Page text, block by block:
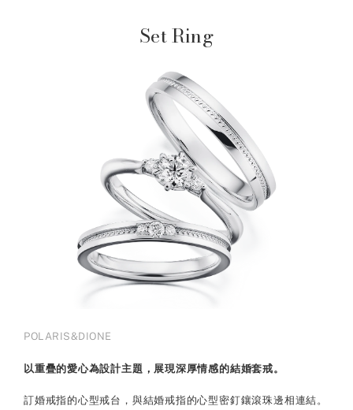
Set Ring
POLARIS&DIONE
以重疊的愛心為設計主題，展現深厚情感的結婚套戒。
訂婚戒指的心型戒台，與結婚戒指的心型密釘鑲滾珠邊相連結。